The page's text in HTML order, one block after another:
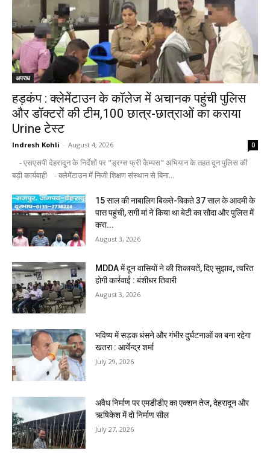
अपराध
हड़कंप : क्लेमेंटाउन के कॉलेज में अचानक पहुंची पुलिस
और डॉक्टरों की टीम,100 छात्र-छात्राओं का कराया
Urine टेस्ट
Indresh Kohli - August 4, 2026 0
- एसएसपी देहरादून के निर्देशों पर "ड्रग्स फ्री कैम्पस" अभियान के तहत दून पुलिस की
बड़ी कार्यवाही - क्लेमेंटाउन में निजी शिक्षण संस्थान से बिना...
15 साल की नाबालिग बिकते-बिकते 37 साल के आदमी के
पास पहुंची, सगी मां ने किया था बेटी का सौदा और पुलिस में
करा...
August 3, 2026
MDDA में दून वासियों ने की शिकायतें, दिए सुझाव, त्वरित
होगी कार्रवाई : बंशीधर तिवारी
August 3, 2026
भविष्य में सड़क धंसने और गंभीर दुर्घटनाओं का बना रहेगा
खतरा : आर्येन्द्र शर्मा
July 29, 2026
अवैध निर्माण पर एमडीडीए का एक्शन तेज, देहरादून और
ऋषिकेश में दो निर्माण सील
July 27, 2026